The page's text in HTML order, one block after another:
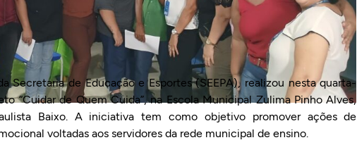
Secretaria de Educação e Esportes (SEEPA), realizou nesta quarta-
“Cuidar de Quem Cuida”, na Escola Municipal Zulima Pinho Alves,
Baixo. A iniciativa tem como objetivo promover ações de
voltadas aos servidores da rede municipal de ensino.